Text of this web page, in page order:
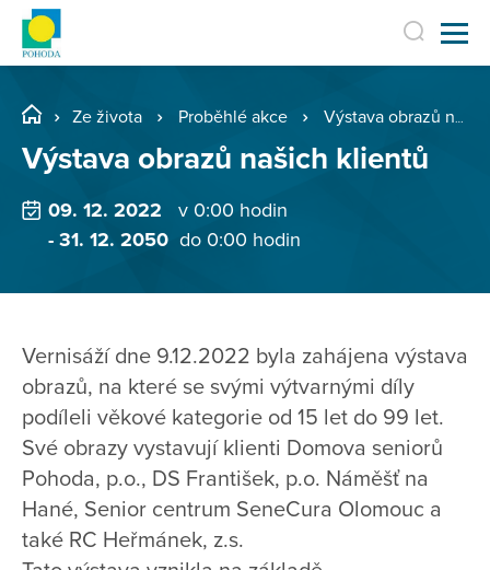
Ze života Proběhlé akce Výstava obrazů našich klientů
Výstava obrazů našich klientů
09. 12. 2022
v 0:00 hodin
- 31. 12. 2050 do 0:00 hodin
Vernisáží dne 9.12.2022 byla zahájena výstava
obrazů, na které se svými výtvarnými díly
podíleli věkové kategorie od 15 let do 99 let.
Své obrazy vystavují klienti Domova seniorů
Pohoda, p.o., DS František, p.o. Náměšť na
Hané, Senior centrum SeneCura Olomouc a
také RC Heřmánek, z.s.